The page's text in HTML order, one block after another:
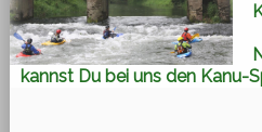
kannst Du bei uns den Kanu-